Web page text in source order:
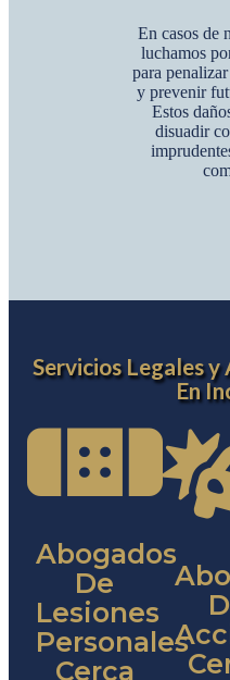
En casos de
luchamos
para
y prevenir
Estos
disuadir
Servicios Legales
En
Abogados
De
Lesiones
Personales
Cerca